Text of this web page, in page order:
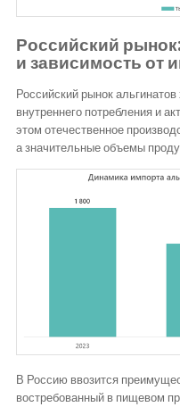
Российский
и зависимость от
Российский рынок
внутреннего потребления и
этом отечественное
а значительные объемы
В Россию ввозится
востребованный в пищевом